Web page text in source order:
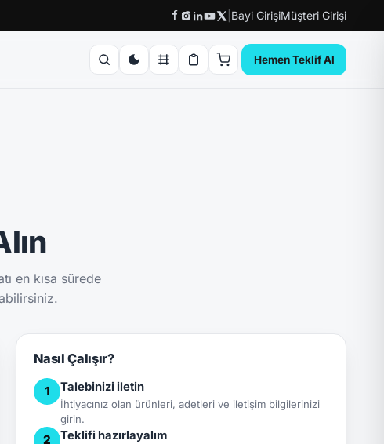
Bayi GirişiMüşteri Girişi
Hemen Teklif Al
en kısa sürede
Nasıl Çalışır?
1 Talebinizi iletin
İhtiyacınız olan ürünleri, adetleri ve iletişim bilgilerinizi
girin.
2 Teklifi hazırlayalım